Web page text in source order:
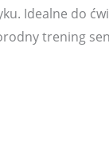
Idealne do
trening